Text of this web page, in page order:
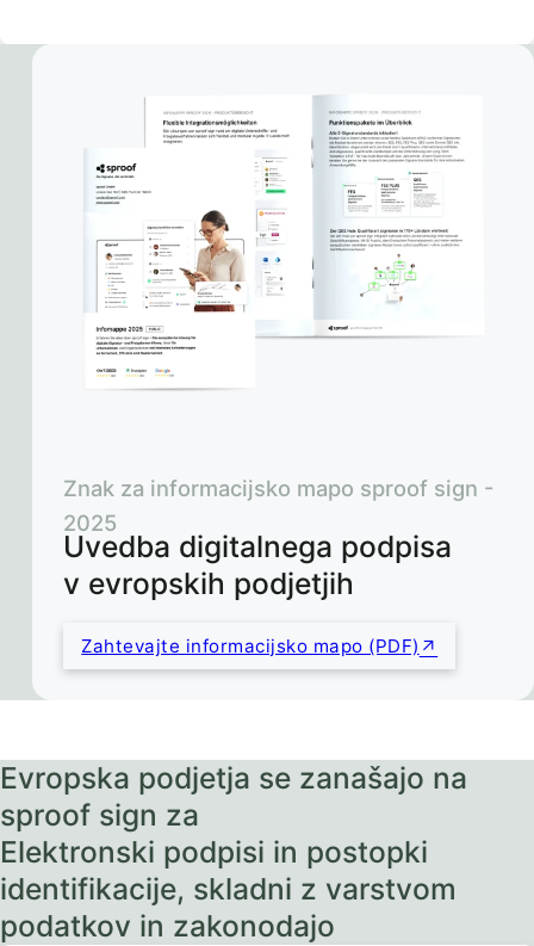
Uvedba digitalnega podpisa
v evropskih podjetjih
Znak za informacijsko mapo sproof sign -
2025
Zahtevajte informacijsko mapo (PDF)
Evropska podjetja se zanašajo na
sproof sign za
Elektronski podpisi in postopki
identifikacije, skladni z varstvom
podatkov in zakonodajo